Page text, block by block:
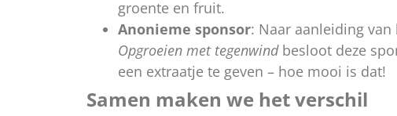
groente en fruit.
Anonieme sponsor: Naar aanleiding
Opgroeien met tegenwindbesloot deze
een extraatje te geven – hoe mooi is dat!
Samen maken we het verschil